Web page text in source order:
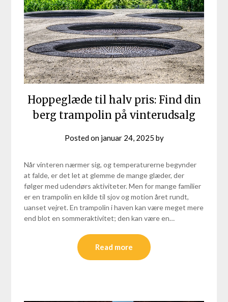
Hoppeglæde til halv pris: Find din
berg trampolin på vinterudsalg
Posted on januar 24, 2025 by
Når vinteren nærmer sig, og temperaturerne begynder
at falde, er det let at glemme de mange glæder, der
følger med udendørs aktiviteter. Men for mange familier
er en trampolin en kilde til sjov og motion året rundt,
uanset vejret. En trampolin i haven kan være meget mere
end blot en sommeraktivitet; den kan være en…
Read more